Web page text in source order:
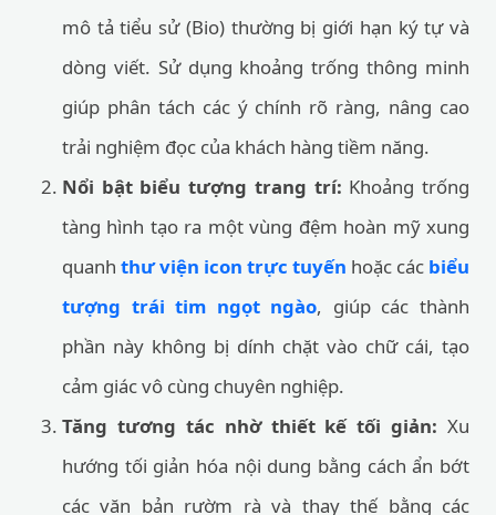
mô tả tiểu sử (Bio) thường bị giới hạn ký tự và
dòng viết. Sử dụng khoảng trống thông minh
giúp phân tách các ý chính rõ ràng, nâng cao
trải nghiệm đọc của khách hàng tiềm năng.
Nổi bật biểu tượng trang trí: Khoảng trống
tàng hình tạo ra một vùng đệm hoàn mỹ xung
quanh thư viện icon trực tuyến hoặc các biểu
tượng trái tim ngọt ngào, giúp các thành
phần này không bị dính chặt vào chữ cái, tạo
cảm giác vô cùng chuyên nghiệp.
Tăng tương tác nhờ thiết kế tối giản: Xu
hướng tối giản hóa nội dung bằng cách ẩn bớt
các văn bản rườm rà và thay thế bằng các